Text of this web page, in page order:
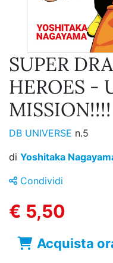
SUPER
HEROES -
MISSION!!!!
DB UNIVERSE n.5
di Yoshitaka
Condividi
€ 5,50
Acquista